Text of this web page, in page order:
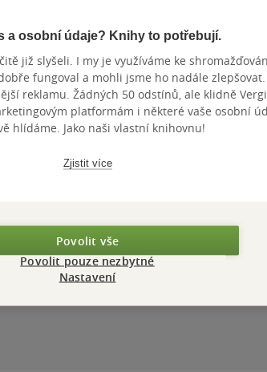
a osobní údaje? Knihy to potřebují.
již slyšeli. I my je využíváme ke
fungoval a mohli jsme ho nadále zlepšovat.
reklamu. Žádných 50 odstínů, ale klidně
platformám i některé vaše osobní
hlídáme. Jako naši vlastní knihovnu!
Zjistit více
Povolit vše
Povolit pouze nezbytné
Nastavení